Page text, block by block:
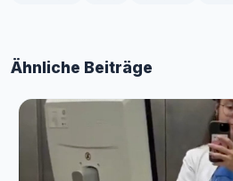
Ähnliche Beiträge